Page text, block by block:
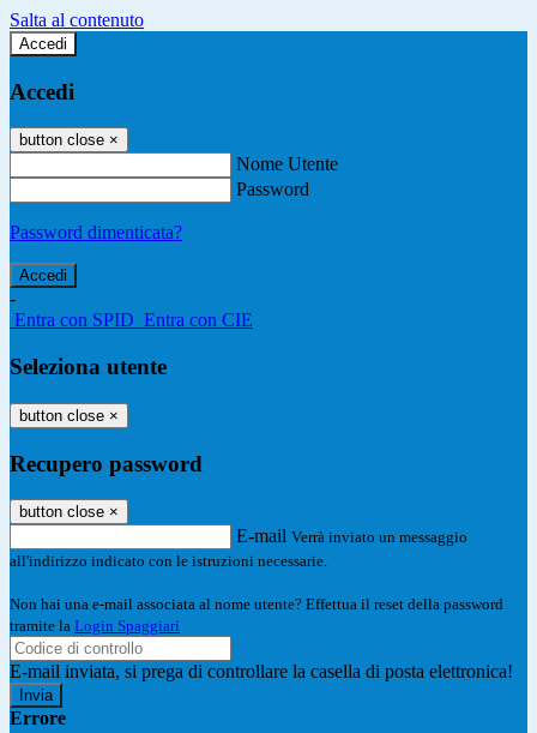
Salta al contenuto
Accedi
Accedi
button close ×
Nome Utente
Password
Password dimenticata?
-
Entra con SPID Entra con CIE
Seleziona utente
button close ×
Recupero password
button close ×
E-mail Verrà inviato un messaggio
all'indirizzo indicato con le istruzioni necessarie.
Non hai una e-mail associata al nome utente? Effettua il reset della password
tramite la Login Spaggiari
E-mail inviata, si prega di controllare la casella di posta elettronica!
Errore